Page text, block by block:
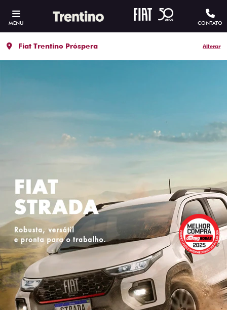
MENU CONTATO
Fiat Trentino Próspera Alterar